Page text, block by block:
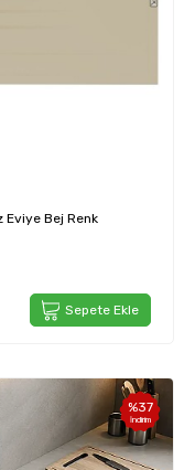
Eviye Bej Renk
Sepete Ekle
%37
İndirim